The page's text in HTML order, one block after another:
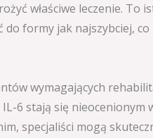
właściwe leczenie. To
formy jak najszybciej, co
wymagających
6 stają się nieocenionym
specjaliści mogą